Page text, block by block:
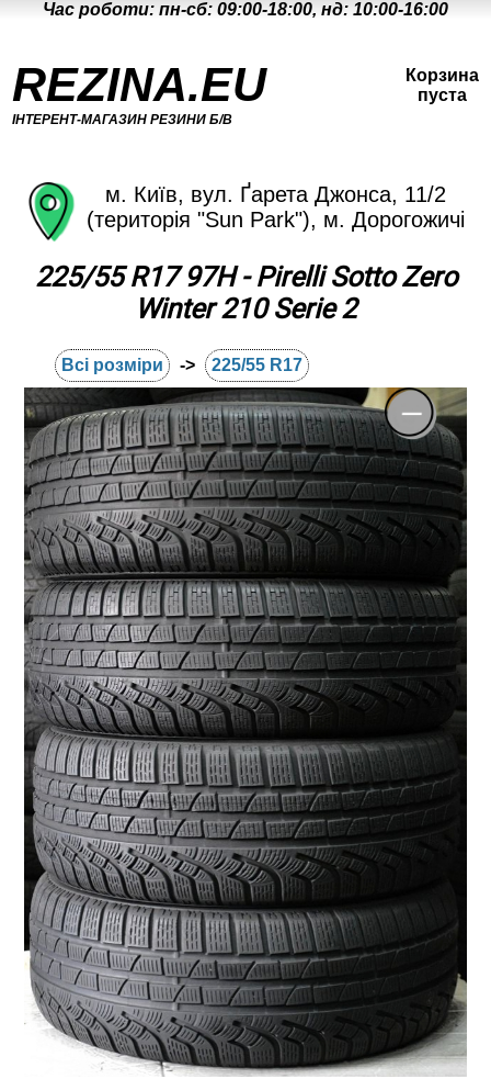
Час роботи: пн-сб: 09:00-18:00, нд: 10:00-16:00
REZINA.EU
ІНТЕРЕНТ-МАГАЗИН РЕЗИНИ Б/В
м. Київ, вул. Ґарета Джонса, 11/2
(територія "Sun Park"), м. Дорогожичі
Корзина
пуста
225/55 R17 97H - Pirelli Sotto Zero
Winter 210 Serie 2
Всі розміри -> 225/55 R17